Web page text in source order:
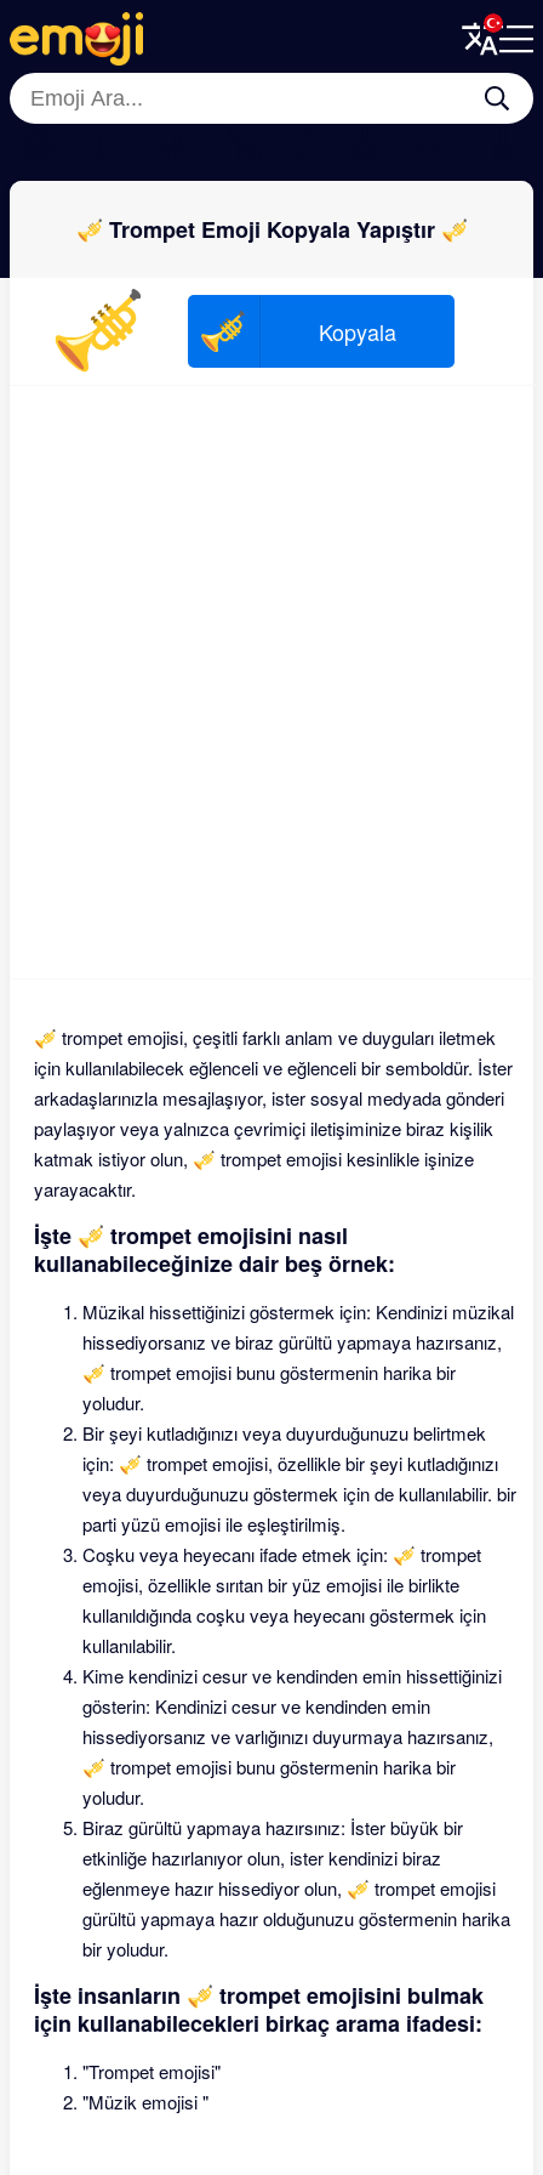
Menu
Close
Menu
Close
🎺 Trompet Emoji Kopyala Yapıştır 🎺
🎺 🎺 Kopyala
🎺 trompet emojisi, çeşitli farklı anlam ve duyguları iletmek
için kullanılabilecek eğlenceli ve eğlenceli bir semboldür. İster
arkadaşlarınızla mesajlaşıyor, ister sosyal medyada gönderi
paylaşıyor veya yalnızca çevrimiçi iletişiminize biraz kişilik
katmak istiyor olun, 🎺 trompet emojisi kesinlikle işinize
yarayacaktır.
İşte 🎺 trompet emojisini nasıl
kullanabileceğinize dair beş örnek:
Müzikal hissettiğinizi göstermek için: Kendinizi müzikal
hissediyorsanız ve biraz gürültü yapmaya hazırsanız,
🎺 trompet emojisi bunu göstermenin harika bir
yoludur.
Bir şeyi kutladığınızı veya duyurduğunuzu belirtmek
için: 🎺 trompet emojisi, özellikle bir şeyi kutladığınızı
veya duyurduğunuzu göstermek için de kullanılabilir. bir
parti yüzü emojisi ile eşleştirilmiş.
Coşku veya heyecanı ifade etmek için: 🎺 trompet
emojisi, özellikle sırıtan bir yüz emojisi ile birlikte
kullanıldığında coşku veya heyecanı göstermek için
kullanılabilir.
Kime kendinizi cesur ve kendinden emin hissettiğinizi
gösterin: Kendinizi cesur ve kendinden emin
hissediyorsanız ve varlığınızı duyurmaya hazırsanız,
🎺 trompet emojisi bunu göstermenin harika bir
yoludur.
Biraz gürültü yapmaya hazırsınız: İster büyük bir
etkinliğe hazırlanıyor olun, ister kendinizi biraz
eğlenmeye hazır hissediyor olun, 🎺 trompet emojisi
gürültü yapmaya hazır olduğunuzu göstermenin harika
bir yoludur.
İşte insanların 🎺 trompet emojisini bulmak
için kullanabilecekleri birkaç arama ifadesi:
"Trompet emojisi"
"Müzik emojisi "